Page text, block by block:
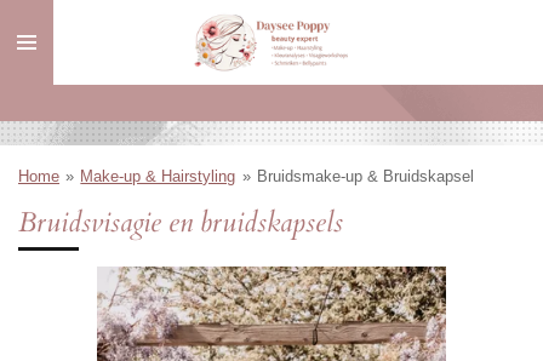
direct
hoofdinhoud
Home » Make-up & Hairstyling » Bruidsmake-up & Bruidskapsel
Bruidsvisagie en bruidskapsels